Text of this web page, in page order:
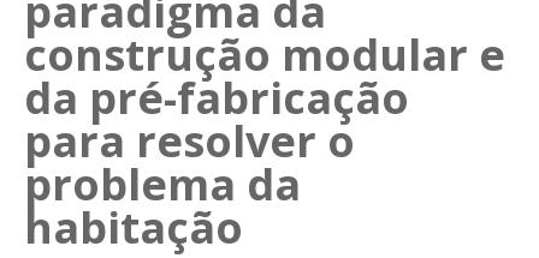
construção modular e
da pré-fabricação
para resolver o
problema da
habitação